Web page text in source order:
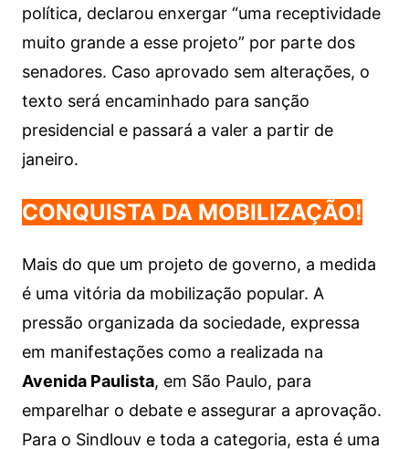
política, declarou enxergar “uma receptividade
muito grande a esse projeto” por parte dos
senadores. Caso aprovado sem alterações, o
texto será encaminhado para sanção
presidencial e passará a valer a partir de
janeiro.
CONQUISTA DA MOBILIZAÇÃO!
Mais do que um projeto de governo, a medida
é uma vitória da mobilização popular. A
pressão organizada da sociedade, expressa
em manifestações como a realizada na
Avenida Paulista, em São Paulo, para
emparelhar o debate e assegurar a aprovação.
Para o Sindlouv e toda a categoria, esta é uma